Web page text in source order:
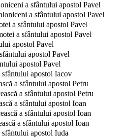
a sfântului apostol Pavel
a sfântului apostol Pavel
a sfântului apostol Pavel
a sfântului apostol Pavel
apostol Pavel
apostol Pavel
apostol Pavel
sfântului apostol Iacov
a sfântului apostol Petru
a sfântului apostol Petru
a sfântului apostol Ioan
a sfântului apostol Ioan
a sfântului apostol Ioan
apostol Iuda